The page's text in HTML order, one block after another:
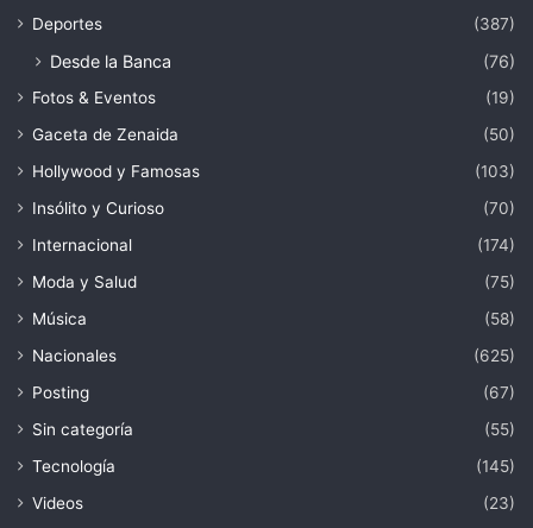
Deportes
(387)
Desde la Banca (76)
Fotos & Eventos
(19)
Gaceta de Zenaida
(50)
Hollywood y Famosas
(103)
Insólito y Curioso
(70)
Internacional
(174)
Moda y Salud
(75)
Música
(58)
Nacionales
(625)
Posting
(67)
Sin categoría
(55)
Tecnología
(145)
Videos
(23)